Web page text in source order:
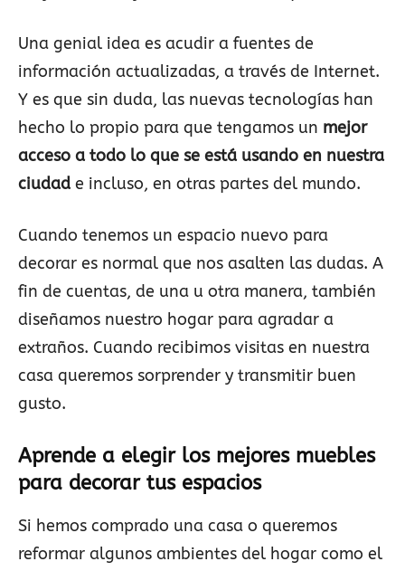
Una genial idea es acudir a fuentes de
información actualizadas, a través de Internet.
Y es que sin duda, las nuevas tecnologías han
hecho lo propio para que tengamos un mejor
acceso a todo lo que se está usando en nuestra
ciudad e incluso, en otras partes del mundo.
Cuando tenemos un espacio nuevo para
decorar es normal que nos asalten las dudas. A
fin de cuentas, de una u otra manera, también
diseñamos nuestro hogar para agradar a
extraños. Cuando recibimos visitas en nuestra
casa queremos sorprender y transmitir buen
gusto.
Aprende a elegir los mejores muebles
para decorar tus espacios
Si hemos comprado una casa o queremos
reformar algunos ambientes del hogar como el